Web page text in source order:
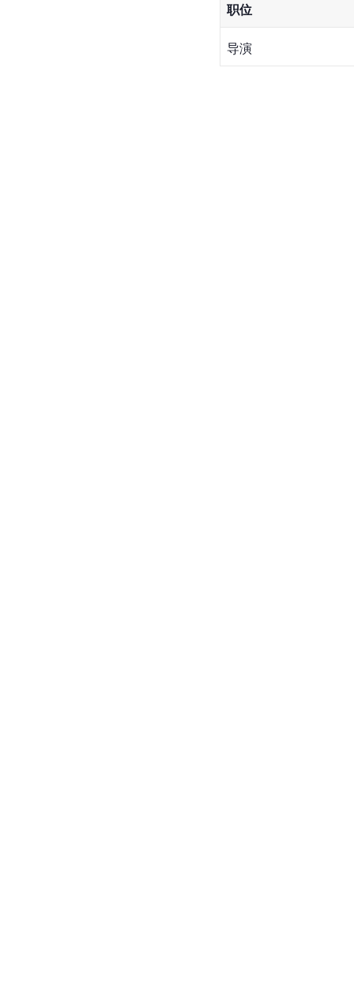
职位
导演